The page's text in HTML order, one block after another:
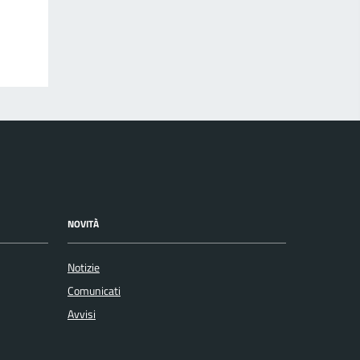
NOVITÀ
Notizie
Comunicati
Avvisi